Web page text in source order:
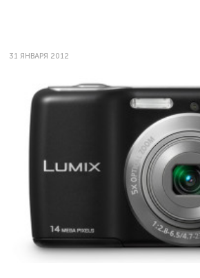
31 ЯНВАРЯ 2012